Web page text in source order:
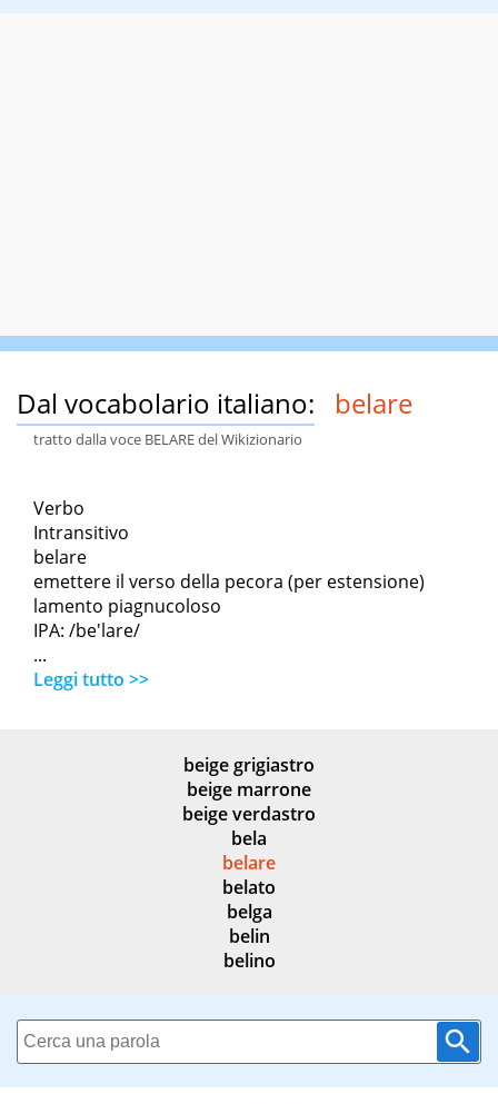
Dal vocabolario italiano: belare
tratto dalla voce BELARE del Wikizionario
Verbo
Intransitivo
belare
emettere il verso della pecora (per estensione)
lamento piagnucoloso
IPA: /be'lare/
...
Leggi tutto >>
beige grigiastro
beige marrone
beige verdastro
bela
belare
belato
belga
belin
belino